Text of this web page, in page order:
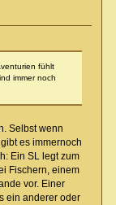
fühlt
immer noch
Selbst wenn
es immernoch
Ein SL legt zum
Fischern, einem
vor. Einer
ein anderer oder